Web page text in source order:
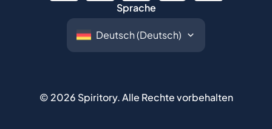
Sprache
©2026 Spiritory.Alle Rechte vorbehalten